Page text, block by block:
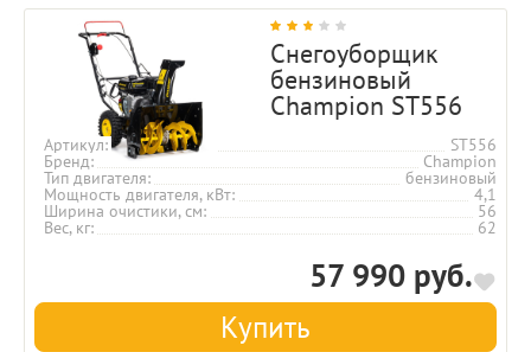
Снегоуборщик
бензиновый
Champion ST556
Артикул ST556
Бренд Champion
Тип двигателя бензиновый
Мощность двигателя, кВт 4,1
Ширина очистики, см 56
Вес, кг 62
57 990 руб.
Купить